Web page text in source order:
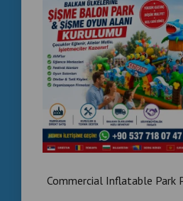
Commercial Inflatable Park